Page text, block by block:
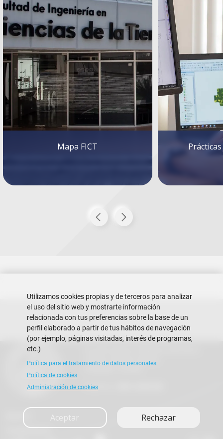
Mapa FICT
Campus Gustavo Galindo
Guayaquil - Ecuador
Teléfono:
Alumni
Contáctanos
Utilizamos cookies propias y de terceros para analizar
el uso del sitio web y mostrarte información
relacionada con tus preferencias sobre la base de un
perfil elaborado a partir de tus hábitos de navegación
(por ejemplo, páginas visitadas, interés de programas,
etc.)
Política para el tratamiento de datos personales
Política de cookies
Administración de cookies
Rechazar
Aceptar